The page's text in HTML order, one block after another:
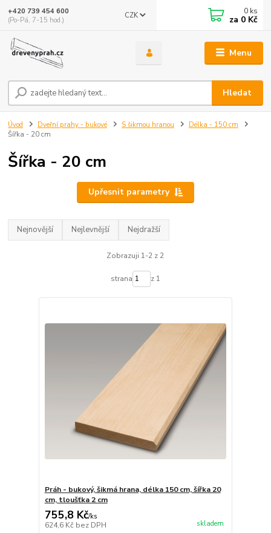
Menu
CZK
Hledat
+420 739 454 600
(Po-Pá, 7-15 hod.)
0 ks
za 0 Kč
Úvod Dveřní prahy - bukové S šikmou hranou
Délka - 150 cm
Šířka - 20 cm
Šířka - 20 cm
Upřesnit parametry
Nejnovější Nejlevnější Nejdražší
Zobrazuji 1-2 z 2
strana z 1
Práh - bukový, šikmá hrana, délka 150 cm, šířka 20
cm, tloušťka 2 cm
755,8 Kč/ks
624,6 Kč bez DPH skladem